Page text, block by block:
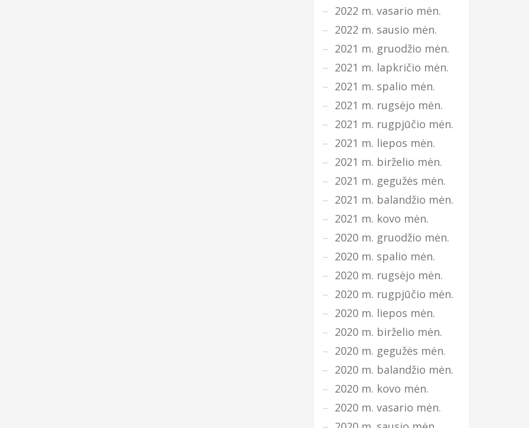
2022 m. vasario mėn.
2022 m. sausio mėn.
2021 m. gruodžio mėn.
2021 m. lapkričio mėn.
2021 m. spalio mėn.
2021 m. rugsėjo mėn.
2021 m. rugpjūčio mėn.
2021 m. liepos mėn.
2021 m. birželio mėn.
2021 m. gegužės mėn.
2021 m. balandžio mėn.
2021 m. kovo mėn.
2020 m. gruodžio mėn.
2020 m. spalio mėn.
2020 m. rugsėjo mėn.
2020 m. rugpjūčio mėn.
2020 m. liepos mėn.
2020 m. birželio mėn.
2020 m. gegužės mėn.
2020 m. balandžio mėn.
2020 m. kovo mėn.
2020 m. vasario mėn.